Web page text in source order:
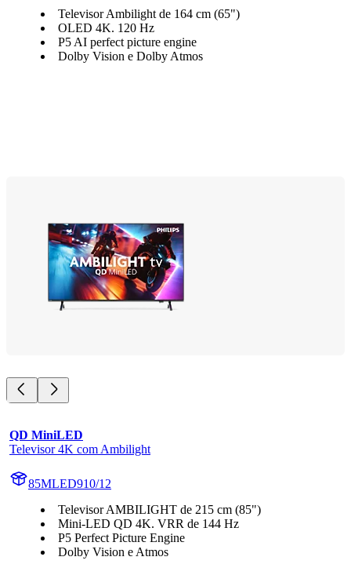
Televisor Ambilight de 164 cm (65")
OLED 4K. 120 Hz
P5 AI perfect picture engine
Dolby Vision e Dolby Atmos
QD MiniLED
Televisor 4K com Ambilight
85MLED910/12
Televisor AMBILIGHT de 215 cm (85")
Mini-LED QD 4K. VRR de 144 Hz
P5 Perfect Picture Engine
Dolby Vision e Atmos